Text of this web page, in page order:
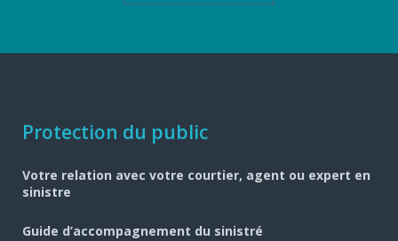
Navigation
pied
de
page
Protection du public
Votre relation avec votre courtier, agent ou expert en
sinistre
Guide d’accompagnement du sinistré